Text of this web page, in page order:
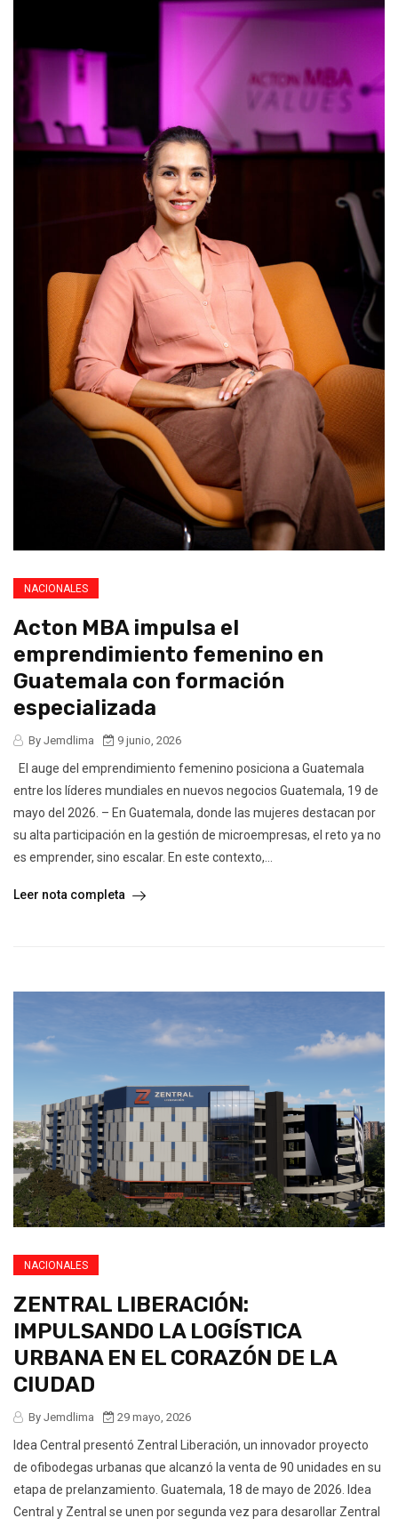
NACIONALES
Acton MBA impulsa el
emprendimiento femenino en
Guatemala con formación
especializada
By Jemdlima 9 junio, 2026
El auge del emprendimiento femenino posiciona a Guatemala
entre los líderes mundiales en nuevos negocios Guatemala, 19 de
mayo del 2026. – En Guatemala, donde las mujeres destacan por
su alta participación en la gestión de microempresas, el reto ya no
es emprender, sino escalar. En este contexto,...
Leer nota completa
NACIONALES
ZENTRAL LIBERACIÓN:
IMPULSANDO LA LOGÍSTICA
URBANA EN EL CORAZÓN DE LA
CIUDAD
By Jemdlima 29 mayo, 2026
Idea Central presentó Zentral Liberación, un innovador proyecto
de ofibodegas urbanas que alcanzó la venta de 90 unidades en su
etapa de prelanzamiento. Guatemala, 18 de mayo de 2026. Idea
Central y Zentral se unen por segunda vez para desarollar Zentral